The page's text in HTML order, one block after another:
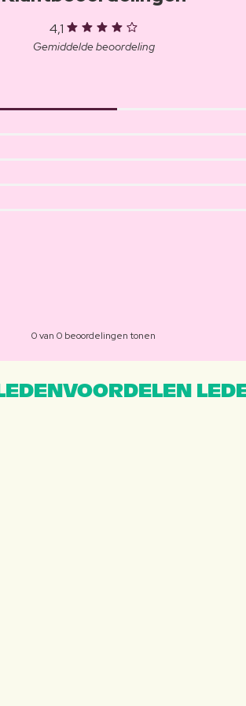
4,1
Gemiddelde beoordeling
0 van 0 beoordelingen tonen